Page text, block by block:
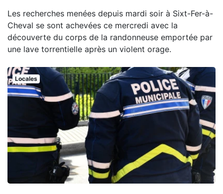
Les recherches menées depuis mardi soir à Sixt-Fer-à-
Cheval se sont achevées ce mercredi avec la
découverte du corps de la randonneuse emportée par
une lave torrentielle après un violent orage.
Locales